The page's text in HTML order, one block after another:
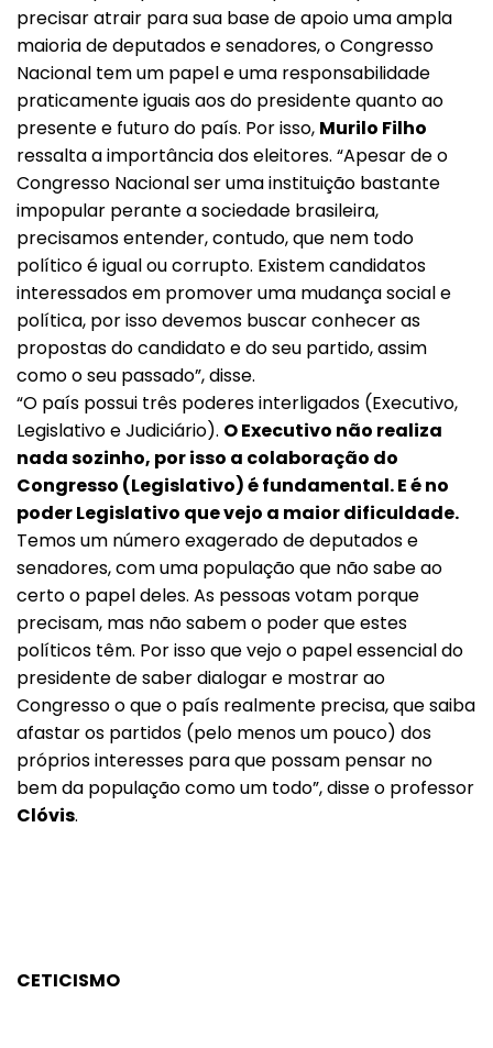
precisar atrair para sua base de apoio uma ampla
maioria de deputados e senadores, o Congresso
Nacional tem um papel e uma responsabilidade
praticamente iguais aos do presidente quanto ao
presente e futuro do país. Por isso, Murilo Filho
ressalta a importância dos eleitores. “Apesar de o
Congresso Nacional ser uma instituição bastante
impopular perante a sociedade brasileira,
precisamos entender, contudo, que nem todo
político é igual ou corrupto. Existem candidatos
interessados em promover uma mudança social e
política, por isso devemos buscar conhecer as
propostas do candidato e do seu partido, assim
como o seu passado”, disse.
“O país possui três poderes interligados (Executivo,
Legislativo e Judiciário). O Executivo não realiza
nada sozinho, por isso a colaboração do
Congresso (Legislativo) é fundamental. E é no
poder Legislativo que vejo a maior dificuldade.
Temos um número exagerado de deputados e
senadores, com uma população que não sabe ao
certo o papel deles. As pessoas votam porque
precisam, mas não sabem o poder que estes
políticos têm. Por isso que vejo o papel essencial do
presidente de saber dialogar e mostrar ao
Congresso o que o país realmente precisa, que saiba
afastar os partidos (pelo menos um pouco) dos
próprios interesses para que possam pensar no
bem da população como um todo”, disse o professor
Clóvis.
CETICISMO